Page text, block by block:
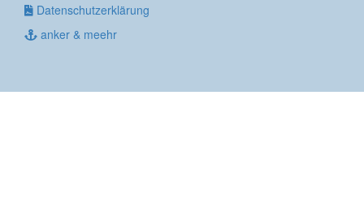
Datenschutzerklärung
anker & meehr